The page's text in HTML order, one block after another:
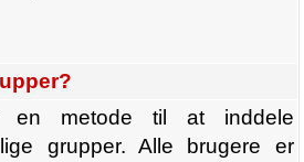
en metode til at inddele
grupper. Alle brugere er